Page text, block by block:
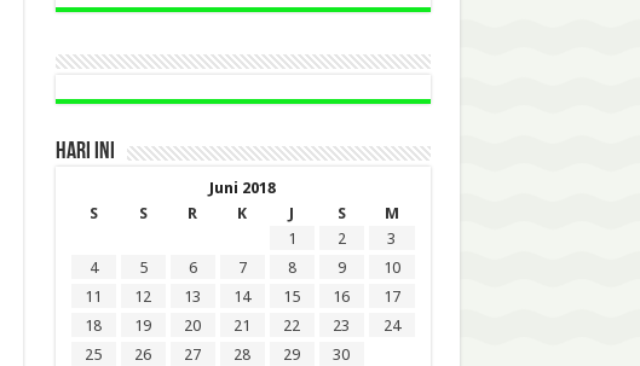
DI
HARI INI
Juni 2018
S
S R K J S
M
1
2
3
4
5 6 7 8 9
10
11
12 13 14 15 16
17
18
19 20 21 22 23
24
25
26 27 28 29
30